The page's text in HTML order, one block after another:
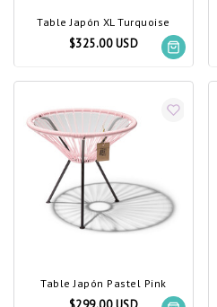
Table Japón XL Turquoise
$325.00 USD
Table Japón Pastel Pink